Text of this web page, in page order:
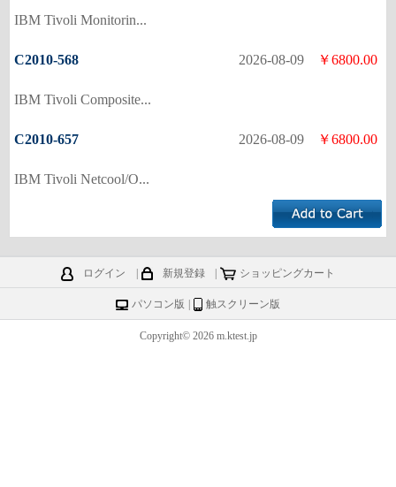
IBM Tivoli Monitorin...
￥6800.00
2026-08-09
C2010-568
IBM Tivoli Composite...
￥6800.00
2026-08-09
C2010-657
IBM Tivoli Netcool/O...
ログイン 新規登録 ショッピングカート
パソコン版 触スクリーン版
Copyright© 2026 m.ktest.jp